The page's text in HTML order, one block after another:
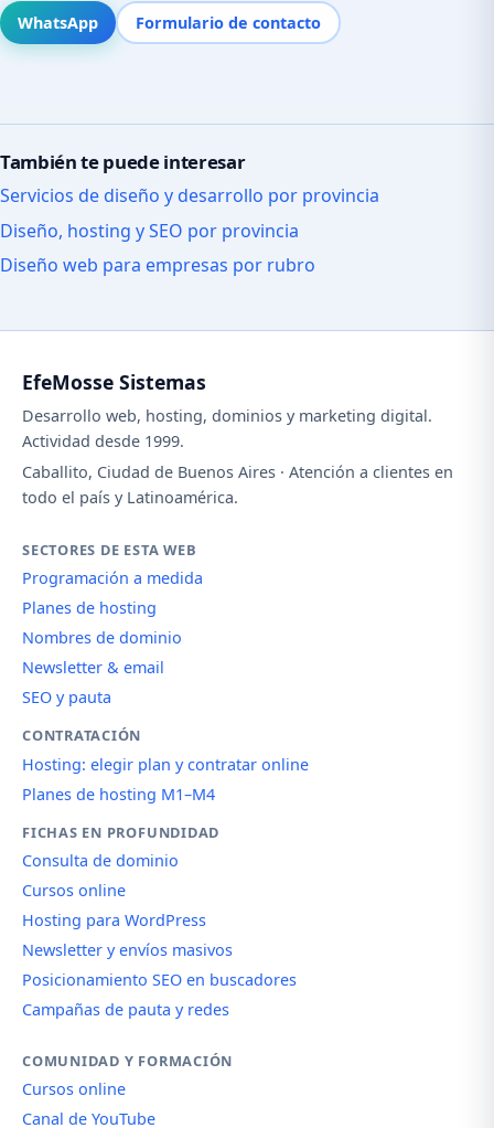
WhatsApp Formulario de contacto
También te puede interesar
Servicios de diseño y desarrollo por provincia
Diseño, hosting y SEO por provincia
Diseño web para empresas por rubro
EfeMosse Sistemas
Desarrollo web, hosting, dominios y marketing digital.
Actividad desde 1999.
Caballito, Ciudad de Buenos Aires · Atención a clientes en
todo el país y Latinoamérica.
SECTORES DE ESTA WEB
Programación a medida
Planes de hosting
Nombres de dominio
Newsletter & email
SEO y pauta
CONTRATACIÓN
Hosting: elegir plan y contratar online
Planes de hosting M1–M4
FICHAS EN PROFUNDIDAD
Consulta de dominio
Cursos online
Hosting para WordPress
Newsletter y envíos masivos
Posicionamiento SEO en buscadores
Campañas de pauta y redes
COMUNIDAD Y FORMACIÓN
Cursos online
Canal de YouTube